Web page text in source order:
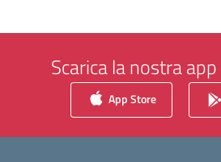
Scarica la nostra
App Store